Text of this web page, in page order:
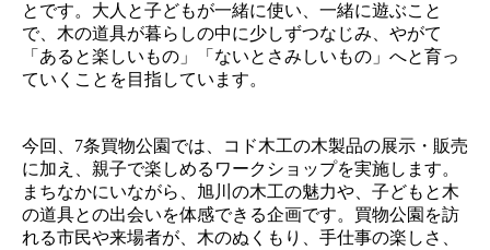
とです。大人と子どもが一緒に使い、一緒に遊ぶこと
で、木の道具が暮らしの中に少しずつなじみ、やがて
「あると楽しいもの」「ないとさみしいもの」へと育っ
ていくことを目指しています。
今回、7条買物公園では、コド木工の木製品の展示・販売
に加え、親子で楽しめるワークショップを実施します。
まちなかにいながら、旭川の木工の魅力や、子どもと木
の道具との出会いを体感できる企画です。買物公園を訪
れる市民や来場者が、木のぬくもり、手仕事の楽しさ、